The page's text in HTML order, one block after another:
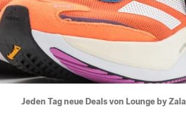
Jeden Tag neue Deals von Lounge by